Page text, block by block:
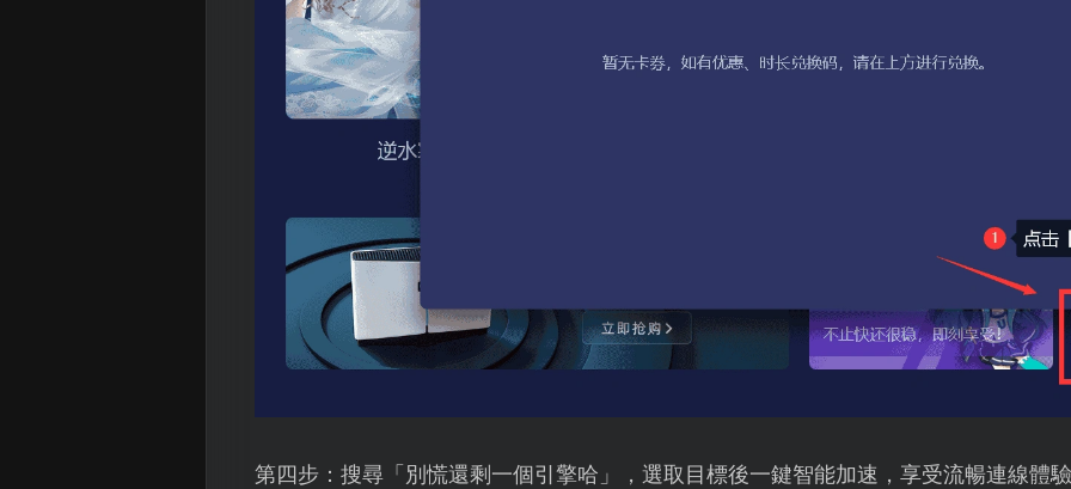
第四步：搜尋「別慌還剩一個引擎哈」，選取目標後一鍵智能加速，享受流暢連線體驗